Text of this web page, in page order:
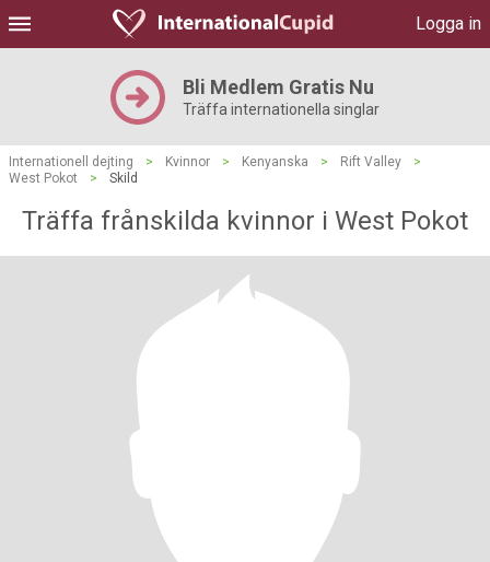
Logga in
Bli Medlem Gratis Nu
Träffa internationella singlar
Internationell dejting > Kvinnor > Kenyanska > Rift Valley
>
West Pokot
> Skild
Träffa frånskilda kvinnor i West Pokot